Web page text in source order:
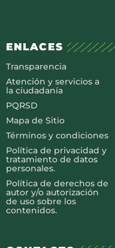
ENLACES
Transparencia
Atención y servicios a
la ciudadanía
PQRSD
Mapa de Sitio
Términos y condiciones
Política de privacidad y
tratamiento de datos
personales.
Política de derechos de
autor y/o autorización
de uso sobre los
contenidos.